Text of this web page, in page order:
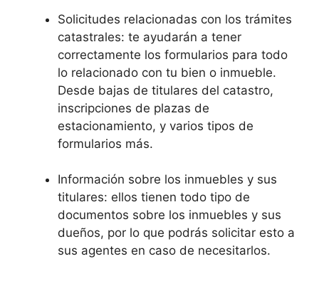
Solicitudes relacionadas con los trámites
catastrales: te ayudarán a tener
correctamente los formularios para todo
lo relacionado con tu bien o inmueble.
Desde bajas de titulares del catastro,
inscripciones de plazas de
estacionamiento, y varios tipos de
formularios más.
Información sobre los inmuebles y sus
titulares: ellos tienen todo tipo de
documentos sobre los inmuebles y sus
dueños, por lo que podrás solicitar esto a
sus agentes en caso de necesitarlos.